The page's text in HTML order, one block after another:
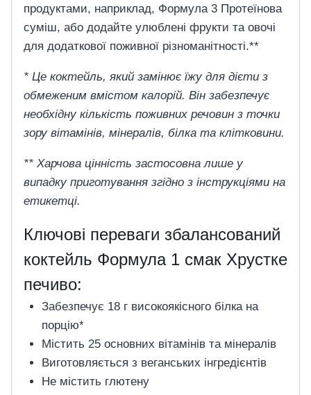
продуктами, наприклад, Формула 3 Протеїнова
суміш, або додайте улюблені фрукти та овочі
для додаткової поживної різноманітності.**
* Це коктейль, який замінює їжу для дієти з
обмеженим вмістом калорій. Він забезпечує
необхідну кількість поживних речовин з точки
зору вітамінів, мінералів, білка та клітковини.
** Харчова цінність застосовна лише у
випадку приготування згідно з інструкціями на
етикетці.
Ключові переваги збалансований
коктейль Формула 1 смак Хрустке
печиво:
Забезпечує 18 г високоякісного білка на
порцію*
Містить 25 основних вітамінів та мінералів
Виготовляється з веганських інгредієнтів
Не містить глютену